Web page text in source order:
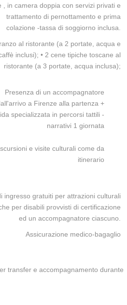
, in camera doppia con servizi privati e
trattamento di pernottamento e prima
colazione -tassa di soggiorno inclusa.
al ristorante (a 2 portate, acqua e
inclusi); • 2 cene tipiche toscane al
ristorante (a 3 portate, acqua inclusa);
Presenza di un accompagnatore
a Firenze alla partenza +
specializzata in percorsi tattili -
narrativi 1 giornata
e visite culturali come da
itinerario
ingresso gratuiti per attrazioni culturali
per disabili provvisti di certificazione
ed un accompagnatore ciascuno.
Assicurazione medico-bagaglio
transfer e accompagnamento durante